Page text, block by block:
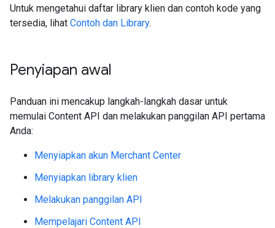
Untuk mengetahui daftar library klien dan contoh kode yang
tersedia, lihat Contoh dan Library.
Penyiapan awal
Panduan ini mencakup langkah-langkah dasar untuk
memulai Content API dan melakukan panggilan API pertama
Anda:
Menyiapkan akun Merchant Center
Menyiapkan library klien
Melakukan panggilan API
Mempelajari Content API